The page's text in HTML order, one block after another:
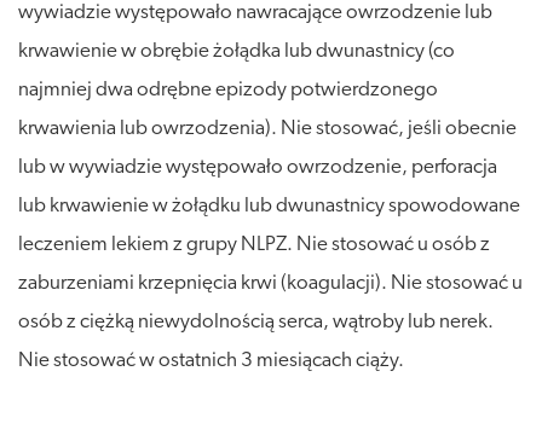
wywiadzie występowało nawracające owrzodzenie lub
krwawienie w obrębie żołądka lub dwunastnicy (co
najmniej dwa odrębne epizody potwierdzonego
krwawienia lub owrzodzenia). Nie stosować, jeśli obecnie
lub w wywiadzie występowało owrzodzenie, perforacja
lub krwawienie w żołądku lub dwunastnicy spowodowane
leczeniem lekiem z grupy NLPZ. Nie stosować u osób z
zaburzeniami krzepnięcia krwi (koagulacji). Nie stosować u
osób z ciężką niewydolnością serca, wątroby lub nerek.
Nie stosować w ostatnich 3 miesiącach ciąży.